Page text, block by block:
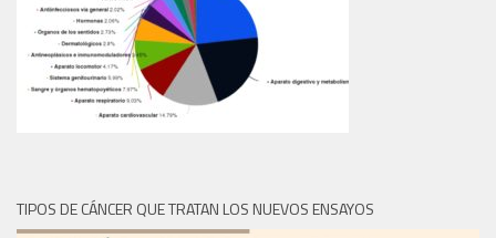
TIPOS DE CÁNCER QUE TRATAN LOS NUEVOS ENSAYOS